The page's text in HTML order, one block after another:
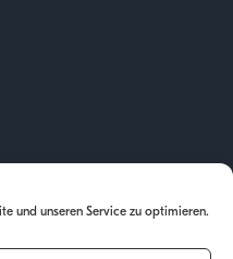
und unseren Service zu optimieren.